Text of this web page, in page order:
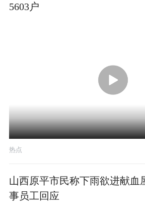
5603户
热点
山西原平市民称下雨欲进献血
事员工回应